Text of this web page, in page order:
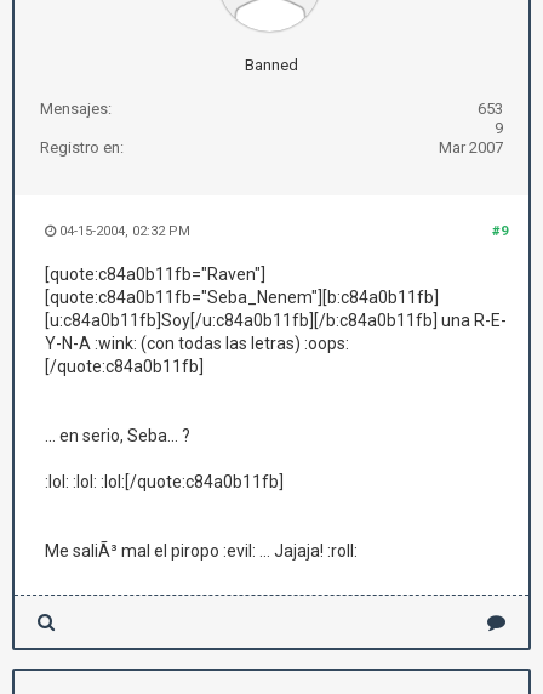
Banned
Mensajes:
653
9
Registro en:
Mar 2007
#9
04-15-2004, 02:32 PM
[quote:c84a0b11fb="Raven"]
[quote:c84a0b11fb="Seba_Nenem"][b:c84a0b11fb]
[u:c84a0b11fb]Soy[/u:c84a0b11fb][/b:c84a0b11fb] una R-E-
Y-N-A :wink: (con todas las letras) :oops:
[/quote:c84a0b11fb]
... en serio, Seba... ?
:lol: :lol: :lol:[/quote:c84a0b11fb]
Me saliÃ³ mal el piropo :evil: ... Jajaja! :roll: